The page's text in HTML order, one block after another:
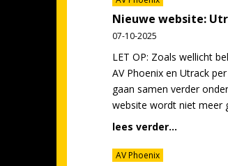
Nieuwe website:
07-10-2025
LET OP: Zoals wellicht
AV Phoenix en Utrack
gaan samen verder
website wordt niet meer
lees verder...
AV Phoenix